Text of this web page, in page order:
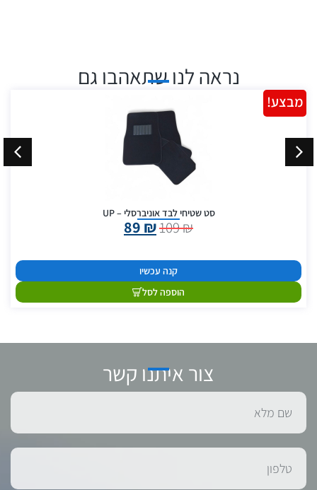
נראה לנו שתאהבו גם
סט שטיחי לבד אוניברסלי – UP
109₪
89 ₪
קנה עכשיו
הוספה לסל
מבצע!
צור איתנו קשר